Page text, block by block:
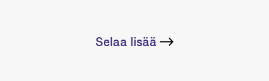
Selaa lisää